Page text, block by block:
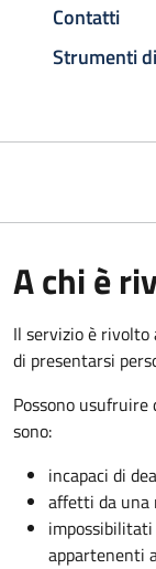
Contatti
Strumenti
A chi è
Il servizio è
di presentarsi
Possono
sono:
incapaci di
affetti da una
appartenenti